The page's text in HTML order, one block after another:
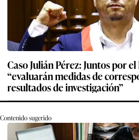
Caso Julián Pérez: Juntos por
“evaluarán medidas de
resultados de investigación”
Contenido sugerido